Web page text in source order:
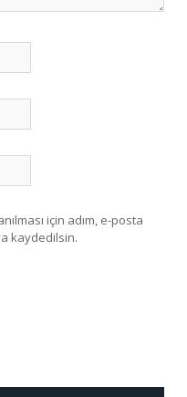
için adım, e-posta
kaydedilsin.